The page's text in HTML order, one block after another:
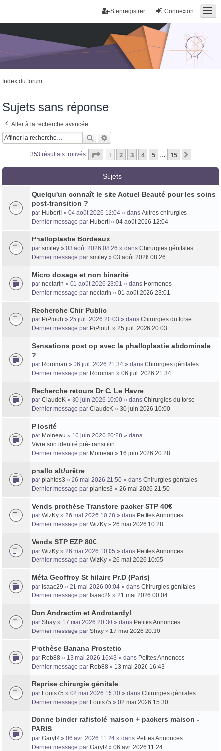
Connexion
S’enregistrer
Trans District
Forum d'information sur les transidentités masculines FtM/FtX/Ft*
Index du forum
Sujets sans réponse
Aller à la recherche avancée
Rechercher
353 résultats trouvés Page 1sur15
1 2 3 4 5 … 15
Sujets
Quelqu'un connaît le site Actuel Beauté pour les soins
post-transition ?
par HubertI » 04 août 2026 12:04 » dans Autres chirurgies
Dernier message par HubertI » 04 août 2026 12:04
Phalloplastie Bordeaux
par smiley » 03 août 2026 08:26 » dans Chirurgies génitales
Dernier message par smiley » 03 août 2026 08:26
Micro dosage et non binarité
par nectarin » 01 août 2026 23:01 » dans Hormones
Dernier message par nectarin » 01 août 2026 23:01
Recherche Chir Public
par PiPiouh » 25 juil. 2026 20:03 » dans Chirurgies du torse
Dernier message par PiPiouh » 25 juil. 2026 20:03
Sensations post op avec la phalloplastie abdominale
?
par Roroman » 06 juil. 2026 21:34 » dans Chirurgies génitales
Dernier message par Roroman » 06 juil. 2026 21:34
Recherche retours Dr C. Le Havre
par ClaudeK » 30 juin 2026 10:00 » dans Chirurgies du torse
Dernier message par ClaudeK » 30 juin 2026 10:00
Pilosité
par Moineau » 16 juin 2026 20:28 » dans
Vivre son identité pré-transition
Dernier message par Moineau » 16 juin 2026 20:28
phallo alt/urêtre
par plantes3 » 26 mai 2026 21:50 » dans Chirurgies génitales
Dernier message par plantes3 » 26 mai 2026 21:50
Vends prothèse Transtore packer STP 40€
par WizKy » 26 mai 2026 10:28 » dans Petites Annonces
Dernier message par WizKy » 26 mai 2026 10:28
Vends STP EZP 80€
par WizKy » 26 mai 2026 10:05 » dans Petites Annonces
Dernier message par WizKy » 26 mai 2026 10:05
Méta Geoffroy St hilaire Pr.D (Paris)
par Isaac29 » 21 mai 2026 00:04 » dans Chirurgies génitales
Dernier message par Isaac29 » 21 mai 2026 00:04
Don Andractim et Androtardyl
par Shay » 17 mai 2026 20:30 » dans Petites Annonces
Dernier message par Shay » 17 mai 2026 20:30
Prothèse Banana Prostetic
par Rob88 » 13 mai 2026 16:43 » dans Petites Annonces
Dernier message par Rob88 » 13 mai 2026 16:43
Reprise chirurgie génitale
par Louis75 » 02 mai 2026 15:30 » dans Chirurgies génitales
Dernier message par Louis75 » 02 mai 2026 15:30
Donne binder rafistolé maison + packers maison -
PARIS
par GaryR » 06 avr. 2026 11:24 » dans Petites Annonces
Dernier message par GaryR » 06 avr. 2026 11:24